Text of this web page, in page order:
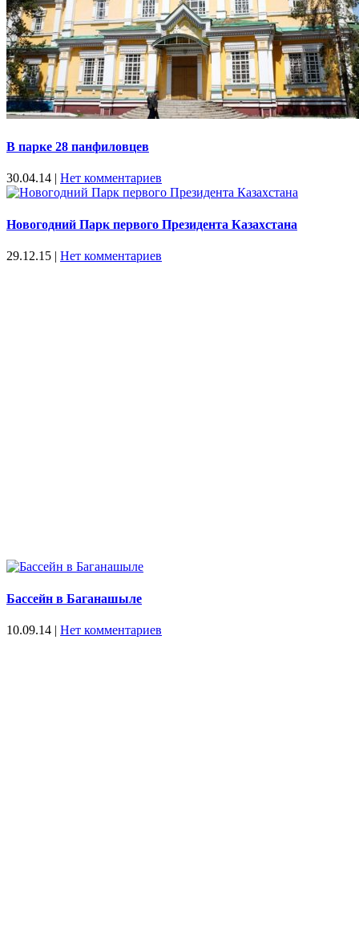
В парке 28 панфиловцев
30.04.14 | Нет комментариев
Новогодний Парк первого Президента Казахстана
29.12.15 | Нет комментариев
Бассейн в Баганашыле
10.09.14 | Нет комментариев